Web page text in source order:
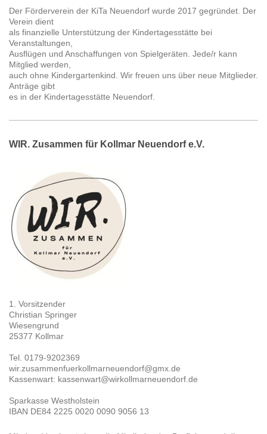
Der Förderverein der KiTa Neuendorf wurde 2017 gegründet. Der
Verein dient
als finanzielle Unterstützung der Kindertagesstätte bei
Veranstaltungen,
Ausflügen und Anschaffungen von Spielgeräten. Jede/r kann
Mitglied werden,
auch ohne Kindergartenkind. Wir freuen uns über neue Mitglieder.
Anträge gibt
es in der Kindertagesstätte Neuendorf.
WIR. Zusammen für Kollmar Neuendorf e.V.
1. Vorsitzender
Christian Springer
Wiesengrund
25377 Kollmar
Tel. 0179-9202369
wir.zusammenfuerkollmarneuendorf@gmx.de
Kassenwart: kassenwart@wirkollmarneuendorf.de
Sparkasse Westholstein
IBAN DE84 2225 0020 0090 9056 13